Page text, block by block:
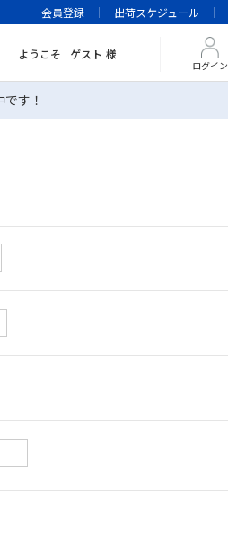
会員登録 出荷スケジュール
ようこそ ゲスト 様
ログイン
す！